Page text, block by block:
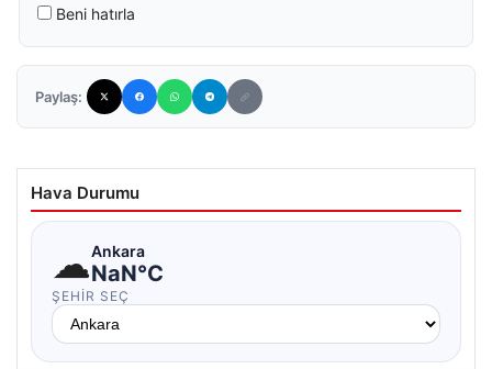
Beni hatırla
Paylaş:
Hava Durumu
☁Ankara
NaN°C
ŞEHIR SEÇ